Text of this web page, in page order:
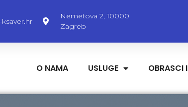
Nemetova 2, 10000
Zagreb
O NAMA USLUGE OBRASCI